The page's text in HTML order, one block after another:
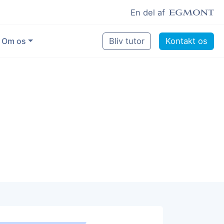
En del af
Om os Bliv tutor Kontakt os